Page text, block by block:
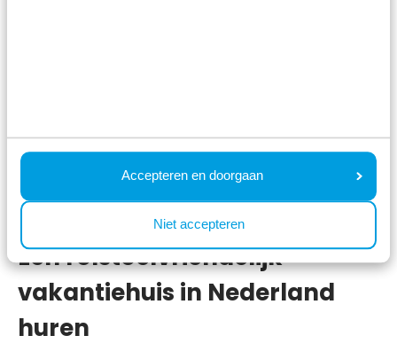
Accepteren en doorgaan
Niet accepteren
Parc de IJsselhoeve
Een rolstoelvriendelijk
vakantiehuis in Nederland
huren